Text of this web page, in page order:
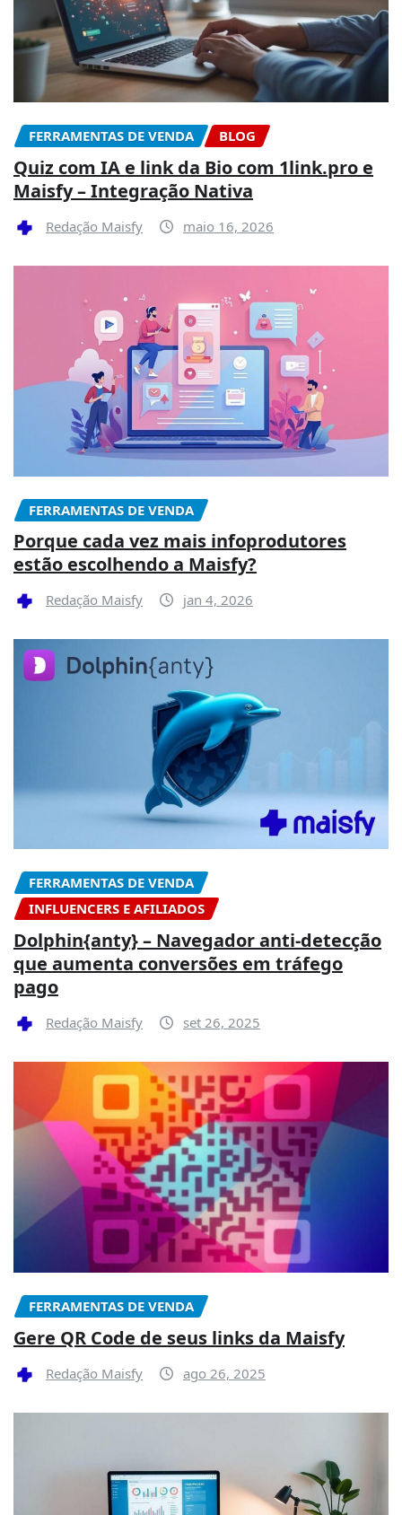
FERRAMENTAS DE VENDA BLOG
Quiz com IA e link da Bio com 1link.pro e
Maisfy – Integração Nativa
Redação Maisfy maio 16, 2026
FERRAMENTAS DE VENDA
Porque cada vez mais infoprodutores
estão escolhendo a Maisfy?
Redação Maisfy jan 4, 2026
FERRAMENTAS DE VENDA
INFLUENCERS E AFILIADOS
Dolphin{anty} – Navegador anti-detecção
que aumenta conversões em tráfego
pago
Redação Maisfy set 26, 2025
FERRAMENTAS DE VENDA
Gere QR Code de seus links da Maisfy
Redação Maisfy ago 26, 2025